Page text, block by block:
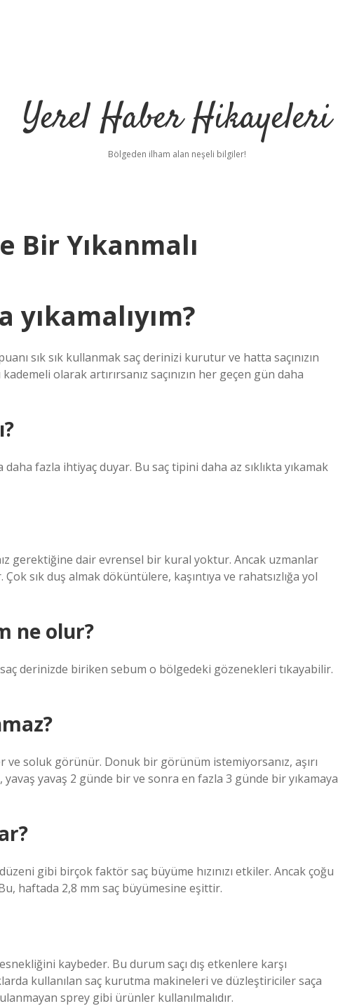
Yerel Haber Hikayeleri
Bölgeden ilham alan neşeli bilgiler!
Bir Yıkanmalı
yıkamalıyım?
sık sık kullanmak saç derinizi kurutur ve hatta saçınızın
olarak artırırsanız saçınızın her geçen gün daha
daha fazla ihtiyaç duyar. Bu saç tipini daha az sıklıkta yıkamak
gerektiğine dair evrensel bir kural yoktur. Ancak uzmanlar
sık duş almak döküntülere, kaşıntıya ve rahatsızlığa yol
ne olur?
saç derinizde biriken sebum o bölgedeki gözenekleri tıkayabilir.
ve soluk görünür. Donuk bir görünüm istemiyorsanız, aşırı
yavaş yavaş 2 günde bir ve sonra en fazla 3 günde bir yıkamaya
gibi birçok faktör saç büyüme hızınızı etkiler. Ancak çoğu
haftada 2,8 mm saç büyümesine eşittir.
kaybeder. Bu durum saçı dış etkenlere karşı
kullanılan saç kurutma makineleri ve düzleştiriciler saça
sprey gibi ürünler kullanılmalıdır.